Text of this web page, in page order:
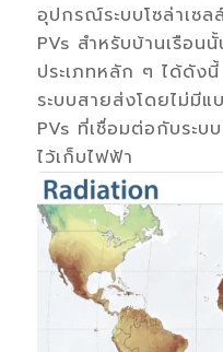
อุปกรณ์ระบบโซล่าเซ
PVs สำหรับบ้านเรือน
ประเภทหลัก ๆ ได้ดัง
ระบบสายส่งโดยไม่มีแ
PVs ที่เชื่อมต่อกับระบ
ไว้เก็บไฟฟ้า